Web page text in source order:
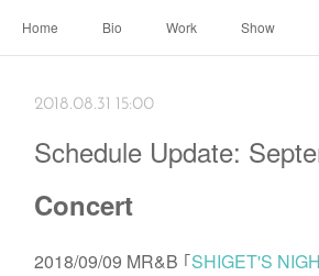
Home Bio Work Show
2018.08.31 15:00
Schedule Update:
Concert
2018/09/09 MR&B ｢SHIGET'S